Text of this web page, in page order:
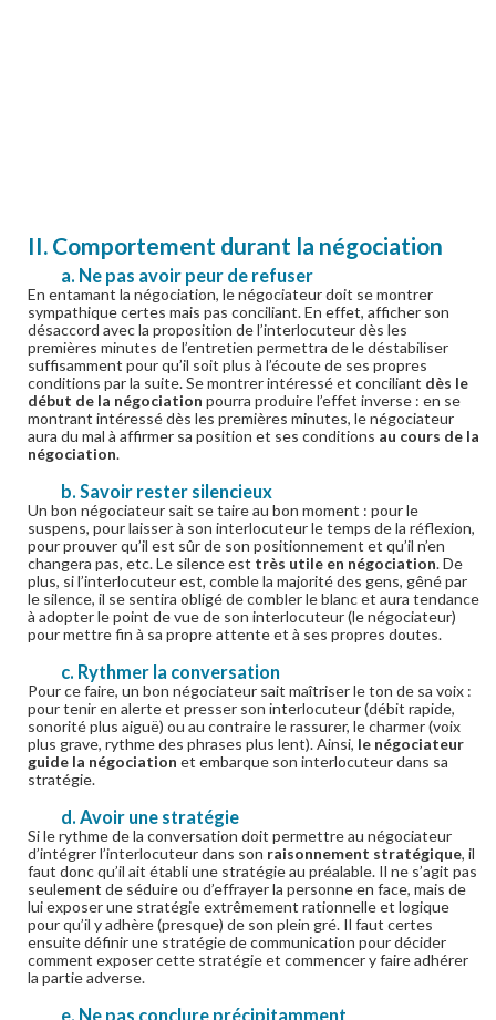
II. Comportement durant la négociation
a. Ne pas avoir peur de refuser
En entamant la négociation, le négociateur doit se montrer
sympathique certes mais pas conciliant. En effet, afficher son
désaccord avec la proposition de l’interlocuteur dès les
premières minutes de l’entretien permettra de le déstabiliser
suffisamment pour qu’il soit plus à l’écoute de ses propres
conditions par la suite. Se montrer intéressé et conciliant dès le
début de la négociation pourra produire l’effet inverse : en se
montrant intéressé dès les premières minutes, le négociateur
aura du mal à affirmer sa position et ses conditions au cours de la
négociation.
b. Savoir rester silencieux
Un bon négociateur sait se taire au bon moment : pour le
suspens, pour laisser à son interlocuteur le temps de la réflexion,
pour prouver qu’il est sûr de son positionnement et qu’il n’en
changera pas, etc. Le silence est très utile en négociation. De
plus, si l’interlocuteur est, comble la majorité des gens, gêné par
le silence, il se sentira obligé de combler le blanc et aura tendance
à adopter le point de vue de son interlocuteur (le négociateur)
pour mettre fin à sa propre attente et à ses propres doutes.
c. Rythmer la conversation
Pour ce faire, un bon négociateur sait maîtriser le ton de sa voix :
pour tenir en alerte et presser son interlocuteur (débit rapide,
sonorité plus aiguë) ou au contraire le rassurer, le charmer (voix
plus grave, rythme des phrases plus lent). Ainsi, le négociateur
guide la négociation et embarque son interlocuteur dans sa
stratégie.
d. Avoir une stratégie
Si le rythme de la conversation doit permettre au négociateur
d’intégrer l’interlocuteur dans son raisonnement stratégique, il
faut donc qu’il ait établi une stratégie au préalable. Il ne s’agit pas
seulement de séduire ou d’effrayer la personne en face, mais de
lui exposer une stratégie extrêmement rationnelle et logique
pour qu’il y adhère (presque) de son plein gré. Il faut certes
ensuite définir une stratégie de communication pour décider
comment exposer cette stratégie et commencer y faire adhérer
la partie adverse.
e. Ne pas conclure précipitamment